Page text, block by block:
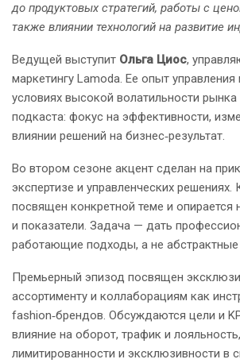
до продуктовых стратегий, работы с
также влиянии технологий на развитие
Ведущей выступит Ольга Циос,
маркетингу Lamoda. Ее опыт управления
условиях высокой волатильности
подкаста: фокус на эффективности,
влиянии решений на бизнес‑результат.
Во втором сезоне акцент сделан на
экспертизе и управленческих
посвящен конкретной теме и опирается
и показатели. Задача — дать
работающие подходы, а не
Премьерный эпизод посвящен
ассортименту и коллаборациям как
fashion‑брендов. Обсуждаются цели и
влияние на оборот, трафик и
лимитированности и эксклюзивности в